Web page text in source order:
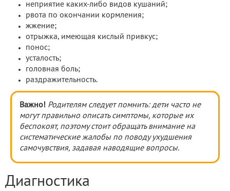
неприятие каких-либо видов кушаний;
рвота по окончании кормления;
жжение;
отрыжка, имеющая кислый привкус;
понос;
усталость;
головная боль;
раздражительность.
Важно! Родителям следует помнить: дети часто не
могут правильно описать симптомы, которые их
беспокоят, поэтому стоит обращать внимание на
систематические жалобы по поводу ухудшения
самочувствия, задавая наводящие вопросы.
Диагностика